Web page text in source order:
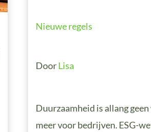
Nieuwe regels
DoorLisa
Duurzaamheid is allang
meer voor bedrijven. ESG-